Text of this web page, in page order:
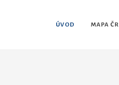
ÚVOD MAPA ČR